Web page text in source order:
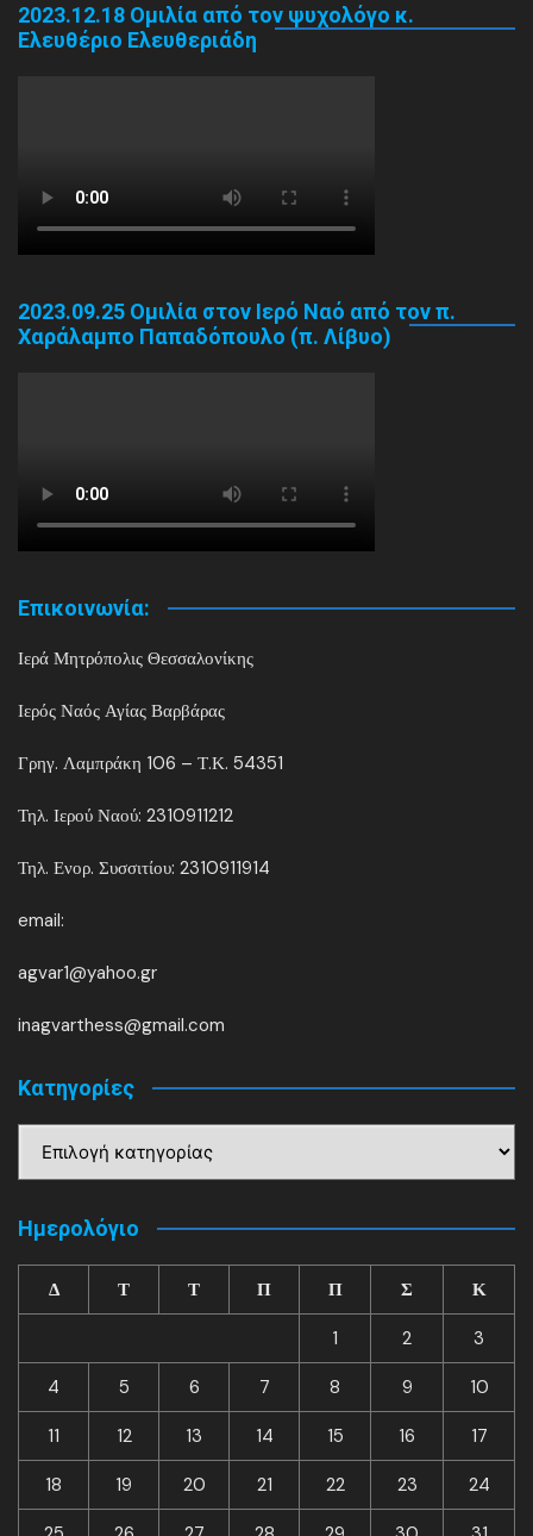
2023.12.18 Ομιλία από τον ψυχολόγο κ.
Ελευθέριο Ελευθεριάδη
2023.09.25 Ομιλία στον Ιερό Ναό από τον π.
Χαράλαμπο Παπαδόπουλο (π. Λίβυο)
Επικοινωνία:
Ιερά Μητρόπολις Θεσσαλονίκης
Ιερός Ναός Αγίας Βαρβάρας
Γρηγ. Λαμπράκη 106 – Τ.Κ. 54351
Τηλ. Ιερού Ναού: 2310911212
Τηλ. Ενορ. Συσσιτίου: 2310911914
email:
agvar1@yahoo.gr
inagvarthess@gmail.com
Kατηγορίες
Ημερολόγιο
Δ Τ Τ Π Π Σ Κ
1 2 3
4 5 6 7 8 9 10
11 12 13 14 15 16 17
18 19 20 21 22 23 24